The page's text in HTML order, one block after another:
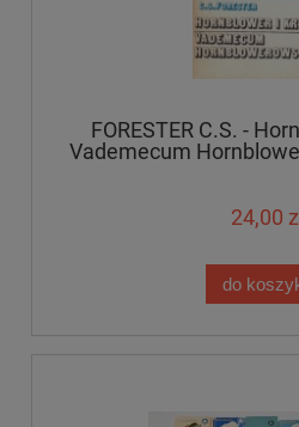
FORESTER C.S. -
Vademecum
24,00
do